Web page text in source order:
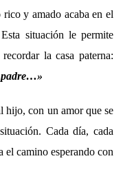
y amado acaba en el
situación le permite
la casa paterna:
padre…»
hijo, con un amor que se
Cada día, cada
el camino esperando con